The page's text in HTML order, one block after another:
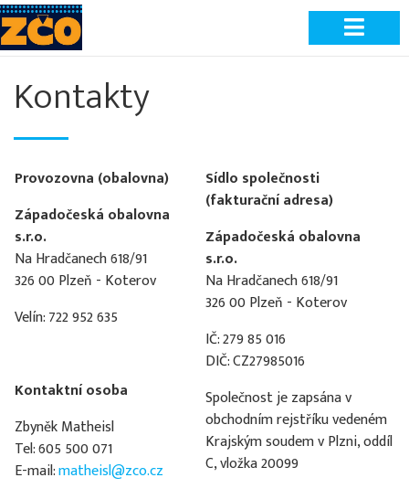
Kontakty
Provozovna (obalovna)
Západočeská obalovna
s.r.o.
Na Hradčanech 618/91
326 00 Plzeň - Koterov
Velín: 722 952 635
Kontaktní osoba
Zbyněk Matheisl
Tel: 605 500 071
E-mail:matheisl@zco.cz
Sídlo společnosti
(fakturační adresa)
Západočeská obalovna
s.r.o.
Na Hradčanech 618/91
326 00 Plzeň - Koterov
IČ:279 85 016
DIČ: CZ27985016
Společnost je zapsána v
obchodním rejstříku vedeném
Krajským soudem v Plzni, oddíl
C, vložka 20099